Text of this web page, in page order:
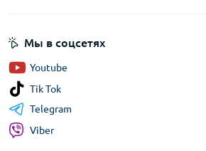
Мы в соцсетях
Youtube
Tik Tok
Telegram
Viber